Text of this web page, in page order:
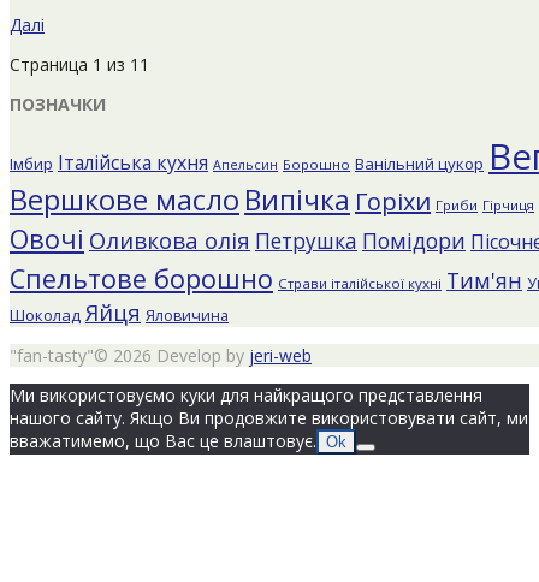
Далі
Страница 1 из 1 1
ПОЗНАЧКИ
Імбир Італійська кухня Апельсин Борошно Ванільний цукор
Вершкове масло Випічка Горіхи Гриби Гірчиця
Овочі Оливкова олія Петрушка Помідори
Спельтове борошно Страви італійської кухні Тим'ян
Шоколад Яйця Яловичина
"fan-tasty"© 2026 Develop by jeri-web
Ми використовуємо куки для найкращого представлення
нашого сайту. Якщо Ви продовжите використовувати сайт, ми
вважатимемо, що Вас це влаштовує. Ok